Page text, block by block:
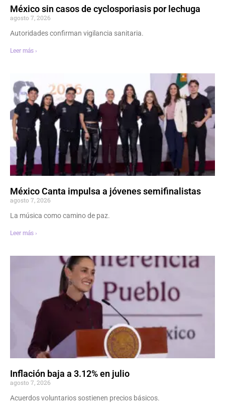
México sin casos de cyclosporiasis por lechuga
agosto 7, 2026
Autoridades confirman vigilancia sanitaria.
Leer más ›
México Canta impulsa a jóvenes semifinalistas
agosto 7, 2026
La música como camino de paz.
Leer más ›
Inflación baja a 3.12% en julio
agosto 7, 2026
Acuerdos voluntarios sostienen precios básicos.